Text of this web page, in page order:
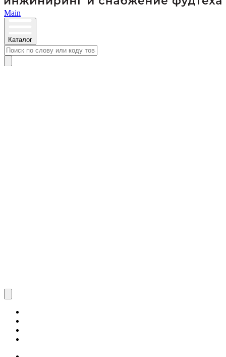
Main
Каталог